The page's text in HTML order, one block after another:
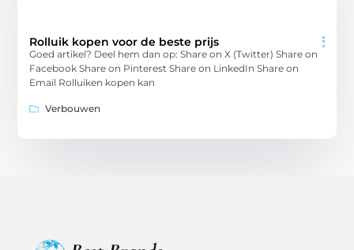
Rolluik kopen voor de beste prijs
Goed artikel? Deel hem dan op: Share on X (Twitter) Share on
Facebook Share on Pinterest Share on LinkedIn Share on
Email Rolluiken kopen kan
Verbouwen